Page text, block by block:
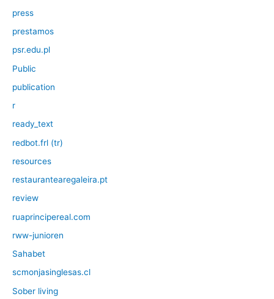
press
prestamos
psr.edu.pl
Public
publication
r
ready_text
redbot.frl (tr)
resources
restaurantearegaleira.pt
review
ruaprincipereal.com
rww-junioren
Sahabet
scmonjasinglesas.cl
Sober living